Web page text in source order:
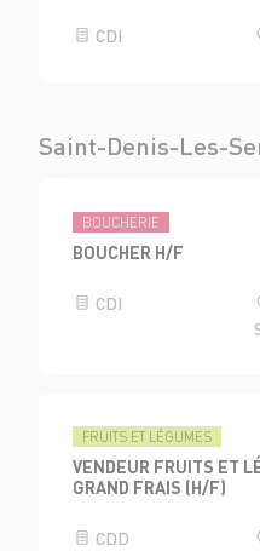
CDI
Saint-Denis-Les-
BOUCHERIE
BOUCHER H/F
CDI
FRUITS ET LÉGUMES
VENDEUR FRUITS ET
GRAND FRAIS (H/F)
CDD